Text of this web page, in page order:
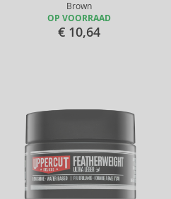
Brown
OP VOORRAAD
€ 10,64